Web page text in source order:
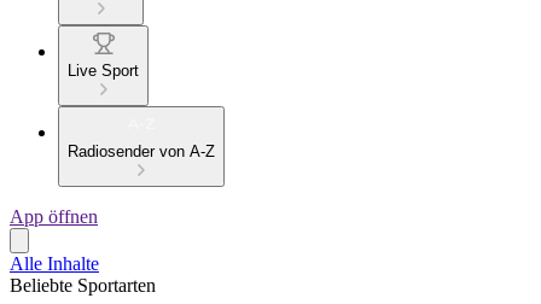
Live Sport
Radiosender von A-Z
App öffnen
Alle Inhalte
Beliebte Sportarten